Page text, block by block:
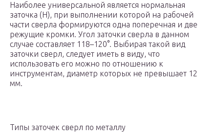
Наиболее универсальной является нормальная
заточка (Н), при выполнении которой на рабочей
части сверла формируются одна поперечная и две
режущие кромки. Угол заточки сверла в данном
случае составляет 118–120°. Выбирая такой вид
заточки сверл, следует иметь в виду, что
использовать его можно по отношению к
инструментам, диаметр которых не превышает 12
мм.
Типы заточек сверл по металлу